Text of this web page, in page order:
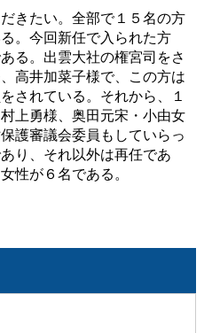
きたい。全部で１５名の方
。今回新任で入られた方
る。出雲大社の権宮司をさ
高井加菜子様で、この方は
されている。それから、１
上勇様、奥田元宋・小由女
護審議会委員もしていらっ
り、それ以外は再任であ
性が６名である。